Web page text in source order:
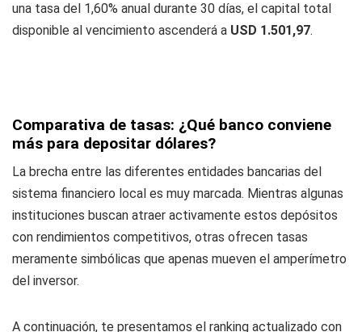
una tasa del 1,60% anual durante 30 días, el capital total
disponible al vencimiento ascenderá a USD 1.501,97.
Comparativa de tasas: ¿Qué banco conviene
más para depositar dólares?
La brecha entre las diferentes entidades bancarias del
sistema financiero local es muy marcada. Mientras algunas
instituciones buscan atraer activamente estos depósitos
con rendimientos competitivos, otras ofrecen tasas
meramente simbólicas que apenas mueven el amperímetro
del inversor.
A continuación, te presentamos el ranking actualizado con